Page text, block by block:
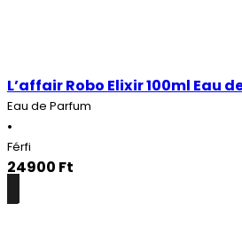
L’affair Robo Elixir 100ml Eau
Eau de Parfum
•
Férfi
24900 Ft
Részletek